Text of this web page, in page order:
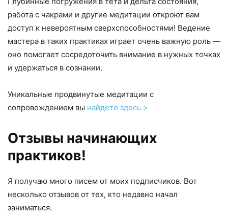
работа с чакрами и другие медитации откроют вам
доступ к невероятным сверхспособностями! Ведение
мастера в таких практиках играет очень важную роль —
оно помогает сосредоточить внимание в нужных точках
и удержаться в сознании.
Уникальные продвинутые медитации с
сопровождением вы найдете здесь >
Отзывы начинающих
практиков!
Я получаю много писем от моих подписчиков. Вот
несколько отзывов от тех, кто недавно начал
заниматься.